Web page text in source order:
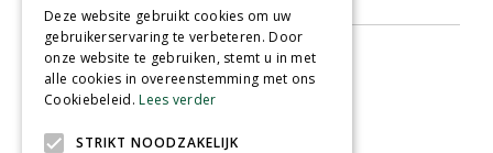
Deze website gebruikt cookies om uw
gebruikerservaring te verbeteren. Door
onze website te gebruiken, stemt u in met
alle cookies in overeenstemming met ons
Cookiebeleid.Lees verder
STRIKT NOODZAKELIJK